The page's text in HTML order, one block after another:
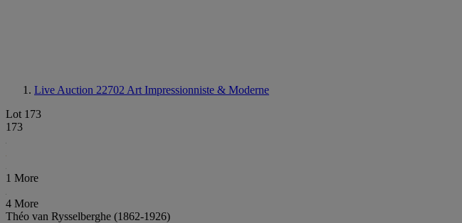
Live Auction 22702 Art Impressionniste & Moderne
Lot 173
173
1 More
4 More
Théo van Rysselberghe (1862-1926)